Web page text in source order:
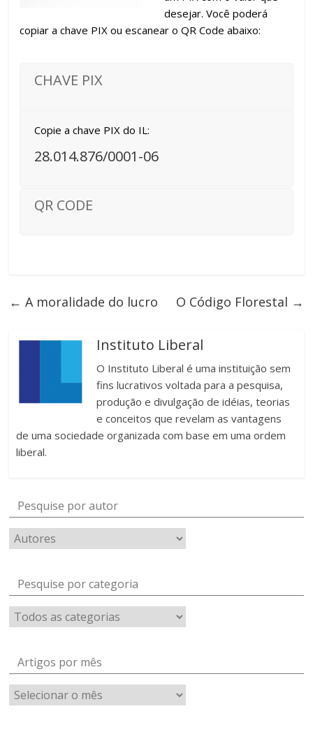
desejar. Você poderá
copiar a chave PIX ou escanear o QR Code abaixo:
CHAVE PIX
Copie a chave PIX do IL:
28.014.876/0001-06
QR CODE
← A moralidade do lucro O Código Florestal →
Instituto Liberal
O Instituto Liberal é uma instituição sem
fins lucrativos voltada para a pesquisa,
produção e divulgação de idéias, teorias
e conceitos que revelam as vantagens
de uma sociedade organizada com base em uma ordem
liberal.
Pesquise por autor
Pesquise por categoria
Artigos por mês
Artigos
por